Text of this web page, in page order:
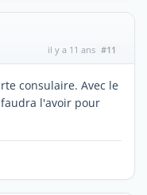
il y a 11 ans #11
consulaire. Avec le
l'avoir pour